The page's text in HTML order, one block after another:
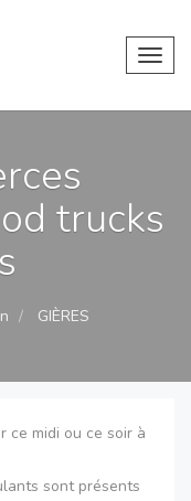
trucks
GIÈRES
ce midi ou ce soir à
sont présents